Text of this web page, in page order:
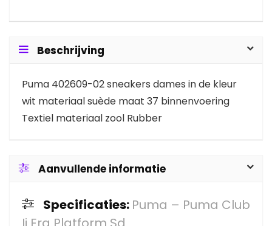
Beschrijving
Puma 402609-02 sneakers dames in de kleur
wit materiaal suède maat 37 binnenvoering
Textiel materiaal zool Rubber
Aanvullende informatie
Specificaties: Puma – Puma Club